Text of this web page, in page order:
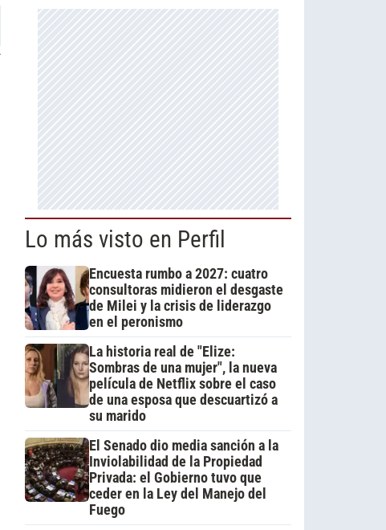
Lo más visto en Perfil
Encuesta rumbo a 2027: cuatro
consultoras midieron el desgaste
de Milei y la crisis de liderazgo
en el peronismo
La historia real de "Elize:
Sombras de una mujer", la nueva
película de Netflix sobre el caso
de una esposa que descuartizó a
su marido
El Senado dio media sanción a la
Inviolabilidad de la Propiedad
Privada: el Gobierno tuvo que
ceder en la Ley del Manejo del
Fuego